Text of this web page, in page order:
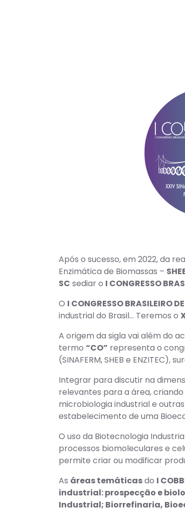
Após o sucesso, em 2022, da
Enzimática de Biomassas –
SC sediar o I CONGRESSO
O I CONGRESSO BRASILEIRO
industrial do Brasil… Teremos o
A origem da sigla vai além do
termo “CO” representa o
(SINAFERM, SHEB e ENZITEC),
Integrar para discutir na
relevantes para a área,
microbiologia industrial e
estabelecimento de uma
O uso da Biotecnologia
processos biomoleculares e
permite criar ou modificar
As áreas temáticasdo I
industrial: prospecção e
Industrial; Biorrefinaria,